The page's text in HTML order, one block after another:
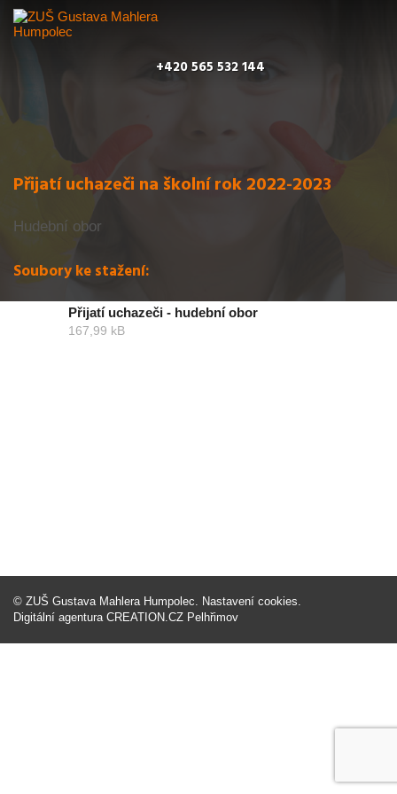
+420 565 532 144
Přijatí uchazeči na školní rok 2022-2023
Hudební obor
Soubory ke stažení:
Přijatí uchazeči - hudební obor
167,99 kB
© ZUŠ Gustava Mahlera Humpolec. Nastavení cookies.
Digitální agentura CREATION.CZ Pelhřimov